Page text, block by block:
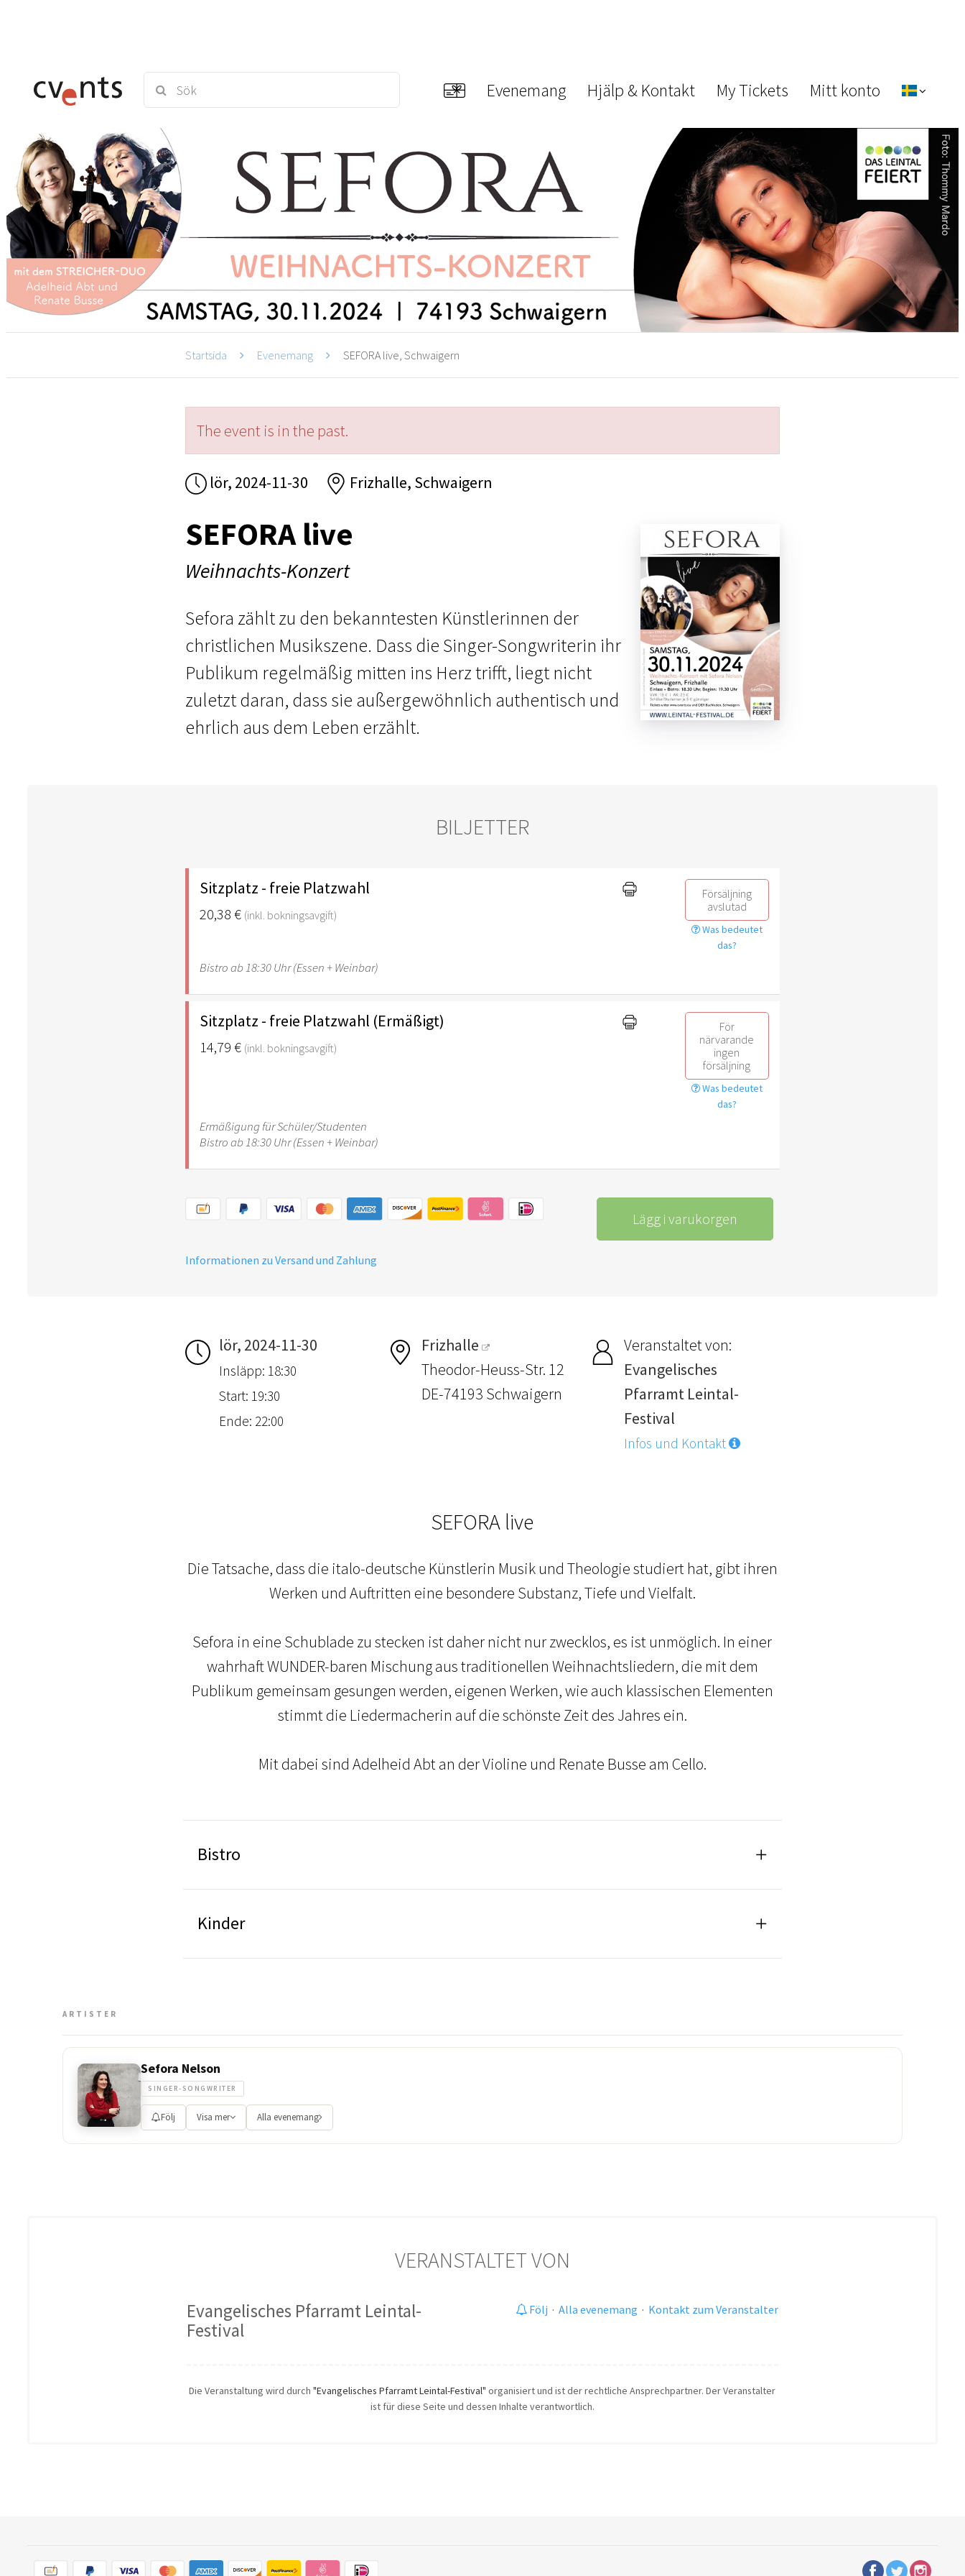
Evenemang Hjälp & Kontakt My Tickets Mitt konto
Startsida Evenemang SEFORA live, Schwaigern
The event is in the past.
lör, 2024-11-30 Frizhalle, Schwaigern
SEFORA live
Weihnachts-Konzert
Sefora zählt zu den bekanntesten Künstlerinnen der
christlichen Musikszene. Dass die Singer-Songwriterin ihr
Publikum regelmäßig mitten ins Herz trifft, liegt nicht
zuletzt daran, dass sie außergewöhnlich authentisch und
ehrlich aus dem Leben erzählt.
BILJETTER
Sitzplatz - freie Platzwahl
20,38 € (inkl. bokningsavgift)
Försäljning
avslutad
Was bedeutet
das?
Bistro ab 18:30 Uhr (Essen + Weinbar)
Sitzplatz - freie Platzwahl (Ermäßigt)
14,79 € (inkl. bokningsavgift)
För
närvarande
ingen
försäljning
Was bedeutet
das?
Ermäßigung für Schüler/Studenten
Bistro ab 18:30 Uhr (Essen + Weinbar)
Lägg i varukorgen
Informationen zu Versand und Zahlung
lör, 2024-11-30
Insläpp: 18:30
Start: 19:30
Ende: 22:00
Frizhalle
Theodor-Heuss-Str. 12
DE-74193 Schwaigern
Veranstaltet von:
Evangelisches
Pfarramt Leintal-
Festival
Infos und Kontakt
SEFORA live
Die Tatsache, dass die italo-deutsche Künstlerin Musik und Theologie studiert hat, gibt ihren
Werken und Auftritten eine besondere Substanz, Tiefe und Vielfalt.
Sefora in eine Schublade zu stecken ist daher nicht nur zwecklos, es ist unmöglich. In einer
wahrhaft WUNDER-baren Mischung aus traditionellen Weihnachtsliedern, die mit dem
Publikum gemeinsam gesungen werden, eigenen Werken, wie auch klassischen Elementen
stimmt die Liedermacherin auf die schönste Zeit des Jahres ein.
Mit dabei sind Adelheid Abt an der Violine und Renate Busse am Cello.
Bistro
Kinder
ARTISTER
Sefora Nelson
SINGER-SONGWRITER
Följ Visa mer Alla evenemang
VERANSTALTET VON
Evangelisches Pfarramt Leintal-
Festival
Följ · Alla evenemang · Kontakt zum Veranstalter
Die Veranstaltung wird durch"Evangelisches Pfarramt Leintal-Festival" organisiert und ist der rechtliche Ansprechpartner. Der Veranstalter
ist für diese Seite und dessen Inhalte verantwortlich.